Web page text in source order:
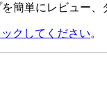
簡単にレビュー
クしてください。